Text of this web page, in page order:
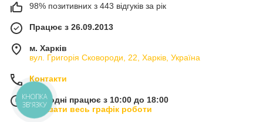
98% позитивних з 443 відгуків за рік
Працює з 26.09.2013
м. Харків
вул. Григорія Сковороди, 22, Харків, Україна
Контакти
Сьогодні працює з 10:00 до 18:00
Показати весь графік роботи
КНОПКА
ЗВ'ЯЗКУ